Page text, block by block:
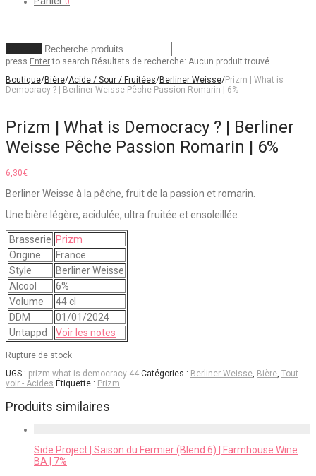
press Enterto search Résultats de recherche: Aucun produit trouvé.
Boutique/Bière/Acide / Sour / Fruitées/Berliner Weisse/Prizm | What is
Democracy ? | Berliner Weisse Pêche Passion Romarin | 6%
Prizm | What is Democracy ? | Berliner
Weisse Pêche Passion Romarin | 6%
6,30€
Berliner Weisse à la pêche, fruit de la passion et romarin.
Une bière légère, acidulée, ultra fruitée et ensoleillée.
Brasserie Prizm
Origine
France
Style
Berliner Weisse
Alcool
6%
Volume
44 cl
DDM
01/01/2024
Untappd
Voir les notes
Rupture de stock
UGS : prizm-what-is-democracy-44 Catégories : Berliner Weisse, Bière, Tout
voir - Acides Étiquette : Prizm
Produits similaires
Side Project | Saison du Fermier (Blend 6) | Farmhouse Wine
BA | 7%